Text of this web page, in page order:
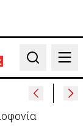
Search
Ουκρανία